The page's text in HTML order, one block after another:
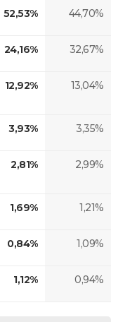
52,53% 44,70%
24,16% 32,67%
12,92% 13,04%
3,93% 3,35%
2,81% 2,99%
1,69% 1,21%
0,84% 1,09%
1,12% 0,94%